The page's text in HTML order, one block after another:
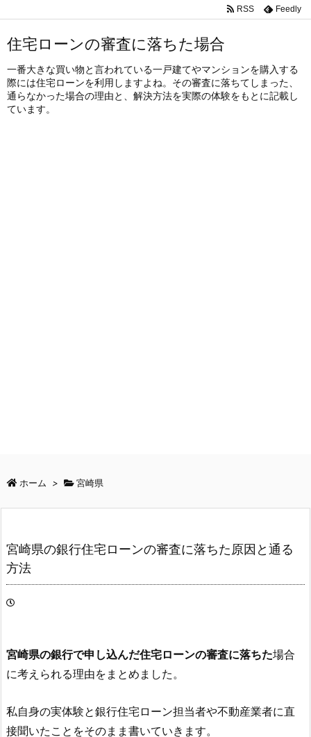
RSS Feedly
住宅ローンの審査に落ちた場合
一番大きな買い物と言われている一戸建てやマンションを購入する
際には住宅ローンを利用しますよね。その審査に落ちてしまった、
通らなかった場合の理由と、解決方法を実際の体験をもとに記載し
ています。
ホーム > 宮崎県
宮崎県の銀行住宅ローンの審査に落ちた原因と通る
方法
宮崎県の銀行で申し込んだ住宅ローンの審査に落ちた場合
に考えられる理由をまとめました。
私自身の実体験と銀行住宅ローン担当者や不動産業者に直
接聞いたことをそのまま書いていきます。